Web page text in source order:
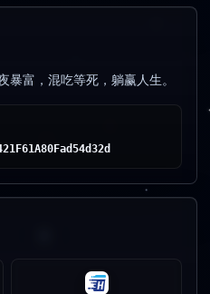
富，混吃等死，躺赢人生。